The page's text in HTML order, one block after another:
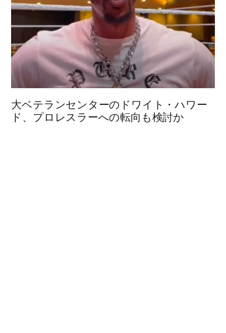
大ベテランセンターのドワイト・ハワー
ド、プロレスラーへの転向も検討か